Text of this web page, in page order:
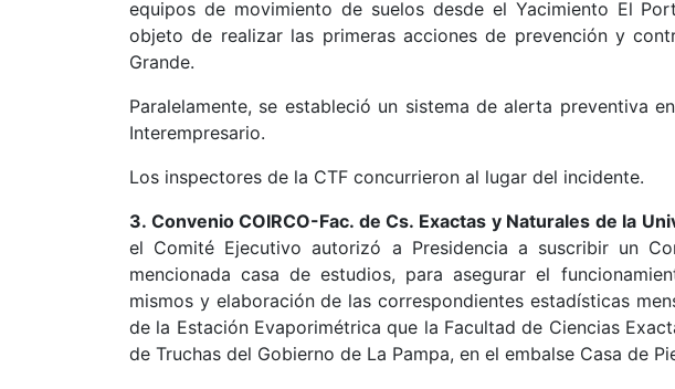
equipos de movimiento de suelos desde el Yacimiento El
objeto de realizar las primeras acciones de prevención y
Grande.
Paralelamente, se estableció un sistema de alerta preventiva
Interempresario.
Los inspectores de la CTF concurrieron al lugar del incidente.
3. Convenio COIRCO-Fac. de Cs. Exactas y Naturales de la
el Comité Ejecutivo autorizó a Presidencia a suscribir un
mencionada casa de estudios, para asegurar el
mismos y elaboración de las correspondientes estadísticas
de la Estación Evaporimétrica que la Facultad de Ciencias
de Truchas del Gobierno de La Pampa, en el embalse Casa de